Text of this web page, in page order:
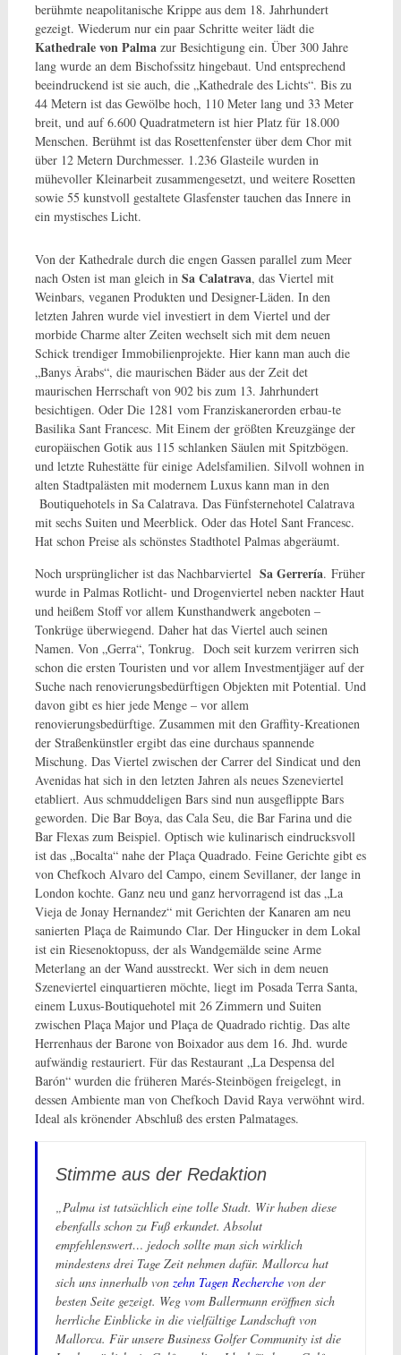
berühmte neapolitanische Krippe aus dem 18. Jahrhundert
gezeigt. Wiederum nur ein paar Schritte weiter lädt die
Kathedrale von Palmazur Besichtigung ein. Über 300 Jahre
lang wurde an dem Bischofssitz hingebaut. Und entsprechend
beeindruckend ist sie auch, die „Kathedrale des Lichts“. Bis zu
44 Metern ist das Gewölbe hoch, 110 Meter lang und 33 Meter
breit, und auf 6.600 Quadratmetern ist hier Platz für 18.000
Menschen. Berühmt ist das Rosettenfenster über dem Chor mit
über 12 Metern Durchmesser. 1.236 Glasteile wurden in
mühevoller Kleinarbeit zusammengesetzt, und weitere Rosetten
sowie 55 kunstvoll gestaltete Glasfenster tauchen das Innere in
ein mystisches Licht.
Von der Kathedrale durch die engen Gassen parallel zum Meer
nach Osten ist man gleich in Sa Calatrava, das Viertel mit
Weinbars, veganen Produkten und Designer-Läden. In den
letzten Jahren wurde viel investiert in dem Viertel und der
morbide Charme alter Zeiten wechselt sich mit dem neuen
Schick trendiger Immobilienprojekte. Hier kann man auch die
„Banys Àrabs“, die maurischen Bäder aus der Zeit det
maurischen Herrschaft von 902 bis zum 13. Jahrhundert
besichtigen. Oder Die 1281 vom Franziskanerorden erbau-te
Basilika Sant Francesc. Mit Einem der größten Kreuzgänge der
europäischen Gotik aus 115 schlanken Säulen mit Spitzbögen.
und letzte Ruhestätte für einige Adelsfamilien. Silvoll wohnen in
alten Stadtpalästen mit modernem Luxus kann man in den
Boutiquehotels in Sa Calatrava. Das Fünfsternehotel Calatrava
mit sechs Suiten und Meerblick. Oder das Hotel Sant Francesc.
Hat schon Preise als schönstes Stadthotel Palmas abgeräumt.
Noch ursprünglicher ist das Nachbarviertel Sa Gerrería. Früher
wurde in Palmas Rotlicht- und Drogenviertel neben nackter Haut
und heißem Stoff vor allem Kunsthandwerk angeboten –
Tonkrüge überwiegend. Daher hat das Viertel auch seinen
Namen. Von „Gerra“, Tonkrug. Doch seit kurzem verirren sich
schon die ersten Touristen und vor allem Investmentjäger auf der
Suche nach renovierungsbedürftigen Objekten mit Potential. Und
davon gibt es hier jede Menge – vor allem
renovierungsbedürftige. Zusammen mit den Graffity-Kreationen
der Straßenkünstler ergibt das eine durchaus spannende
Mischung. Das Viertel zwischen der Carrer del Sindicat und den
Avenidas hat sich in den letzten Jahren als neues Szeneviertel
etabliert. Aus schmuddeligen Bars sind nun ausgeflippte Bars
geworden. Die Bar Boya, das Cala Seu, die Bar Farina und die
Bar Flexas zum Beispiel. Optisch wie kulinarisch eindrucksvoll
ist das „Bocalta“ nahe der Plaça Quadrado. Feine Gerichte gibt es
von Chefkoch Alvaro del Campo, einem Sevillaner, der lange in
London kochte. Ganz neu und ganz hervorragend ist das „La
Vieja de Jonay Hernandez“ mit Gerichten der Kanaren am neu
sanierten Plaça de Raimundo Clar. Der Hingucker in dem Lokal
ist ein Riesenoktopuss, der als Wandgemälde seine Arme
Meterlang an der Wand ausstreckt. Wer sich in dem neuen
Szeneviertel einquartieren möchte, liegt im Posada Terra Santa,
einem Luxus-Boutiquehotel mit 26 Zimmern und Suiten
zwischen Plaça Major und Plaça de Quadrado richtig. Das alte
Herrenhaus der Barone von Boixador aus dem 16. Jhd. wurde
aufwändig restauriert. Für das Restaurant „La Despensa del
Barón“ wurden die früheren Marés-Steinbögen freigelegt, in
dessen Ambiente man von Chefkoch David Raya verwöhnt wird.
Ideal als krönender Abschluß des ersten Palmatages.
Stimme aus der Redaktion
„Palma ist tatsächlich eine tolle Stadt. Wir haben diese
ebenfalls schon zu Fuß erkundet. Absolut
empfehlenswert… jedoch sollte man sich wirklich
mindestens drei Tage Zeit nehmen dafür. Mallorca hat
sich uns innerhalb von zehn Tagen Recherchevon der
besten Seite gezeigt. Weg vom Ballermann eröffnen sich
herrliche Einblicke in die vielfältige Landschaft von
Mallorca. Für unsere Business Golfer Community ist die